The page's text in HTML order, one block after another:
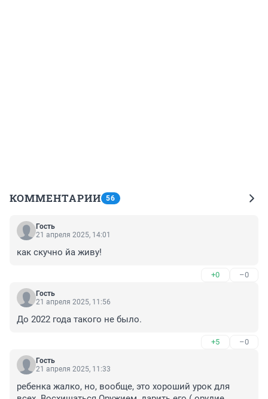
КОММЕНТАРИИ 56
Гость
21 апреля 2025, 14:01
как скучно йа живу!
+0 –0
Гость
21 апреля 2025, 11:56
До 2022 года такого не было.
+5 –0
Гость
21 апреля 2025, 11:33
ребенка жалко, но, вообще, это хороший урок для